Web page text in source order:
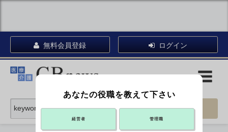
無料会員登録 ログイン
あなたの役職を教えて下さい
経営者 管理職